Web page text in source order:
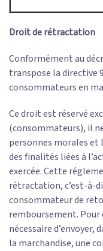
Droit de rétractation
Conformément au
transpose la directive
consommateurs en
Ce droit est réservé
(consommateurs), il
personnes morales et
des finalités liées à
exercée. Cette
rétractation, c’est-à-
consommateur de
remboursement.
nécessaire d’envoyer,
la marchandise, une